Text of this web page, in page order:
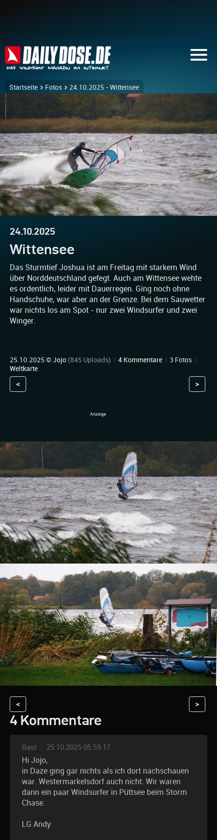
Startseite Fotos 24.10.2025 - Wittensee
24.10.2025
Wittensee
Das Sturmtief Joshua ist am Freitag mit starkem Wind
über Norddeutschland gefegt. Auch am Wittensee wehte
es ordentlich, leider mit Dauerregen. Ging noch ohne
Handschuhe, war aber an der Grenze. Bei dem Sauwetter
war nichts los am Spot - nur zwei Windsurfer und zwei
Winger.
25.10.2025 ©Jojo (845 Uploads) | 4 Kommentare | 3 Fotos |
Weltkarte
< >
< >
4 Kommentare
Gast 25.10.2025 05:59:17
Hi Jojo,
in Daze ging gar nichts als ich dort nachschauen
war. Westermarkelsdorf auch nicht. Wir waren
dann ein paar Windsurfer in Püttsee beim Storm
Chase.
LG Andy